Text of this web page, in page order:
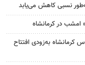
نسبی کاهش می‌یابد
در کرمانشاه
به‌زودی افتتاح